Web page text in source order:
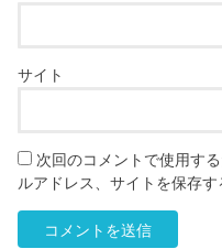
サイト
次回のコメントで使用す
ルアドレス、サイトを保存す